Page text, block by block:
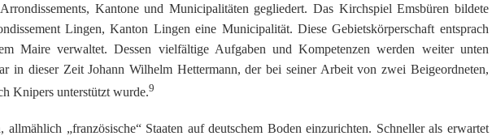
Kantone und Municipalitäten gegliedert. Das Kirchspiel Emsbüren bildete
Lingen, Kanton Lingen eine Municipalität. Diese Gebietskörperschaft entsprach
Maire verwaltet. Dessen vielfältige Aufgaben und Kompetenzen werden weiter unten
in dieser Zeit Johann Wilhelm Hettermann, der bei seiner Arbeit von zwei Beigeordneten,
Knipers unterstützt wurde.9
„französische“ Staaten auf deutschem Boden einzurichten. Schneller als erwartet